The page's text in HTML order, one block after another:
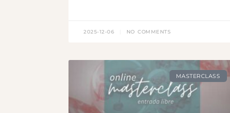
2025-12-06 NO COMMENTS
MASTERCLASS